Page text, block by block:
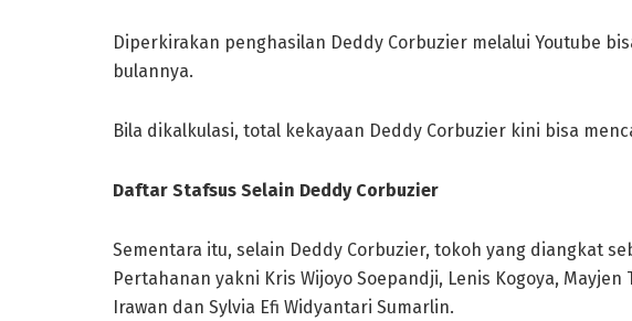
Diperkirakan penghasilan Deddy Corbuzier melalui Youtube
bulannya.
Bila dikalkulasi, total kekayaan Deddy Corbuzier kini bisa
Daftar Stafsus Selain Deddy Corbuzier
Sementara itu, selain Deddy Corbuzier, tokoh yang diangkat
Pertahanan yakni Kris Wijoyo Soepandji, Lenis Kogoya,
Irawan dan Sylvia Efi Widyantari Sumarlin.